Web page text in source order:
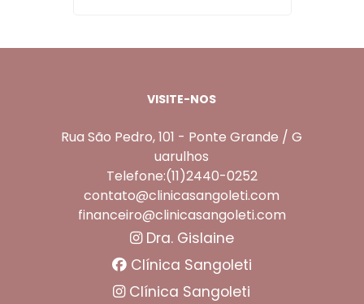
VISITE-NOS
Rua São Pedro, 101 - Ponte Grande / G
uarulhos
Telefone:(11)2440-0252
contato@clinicasangoleti.com
financeiro@clinicasangoleti.com
Dra. Gislaine
Clínica Sangoleti
Clínica Sangoleti